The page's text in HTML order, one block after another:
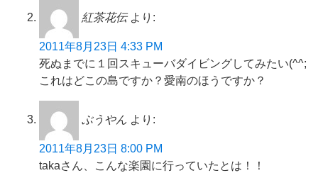
紅茶花伝 より:
2011年8月23日 4:33 PM
死ぬまでに１回スキューバダイビングしてみたい(^^;
これはどこの島ですか？愛南のほうですか？
ぶうやん より:
2011年8月23日 8:00 PM
takaさん、こんな楽園に行っていたとは！！